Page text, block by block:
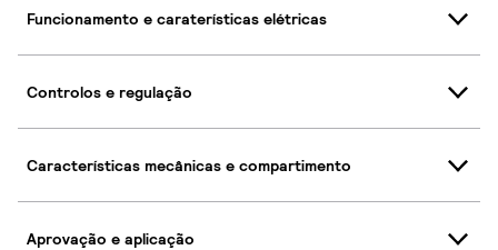
Funcionamento e caraterísticas elétricas
Controlos e regulação
Características mecânicas e compartimento
Aprovação e aplicação